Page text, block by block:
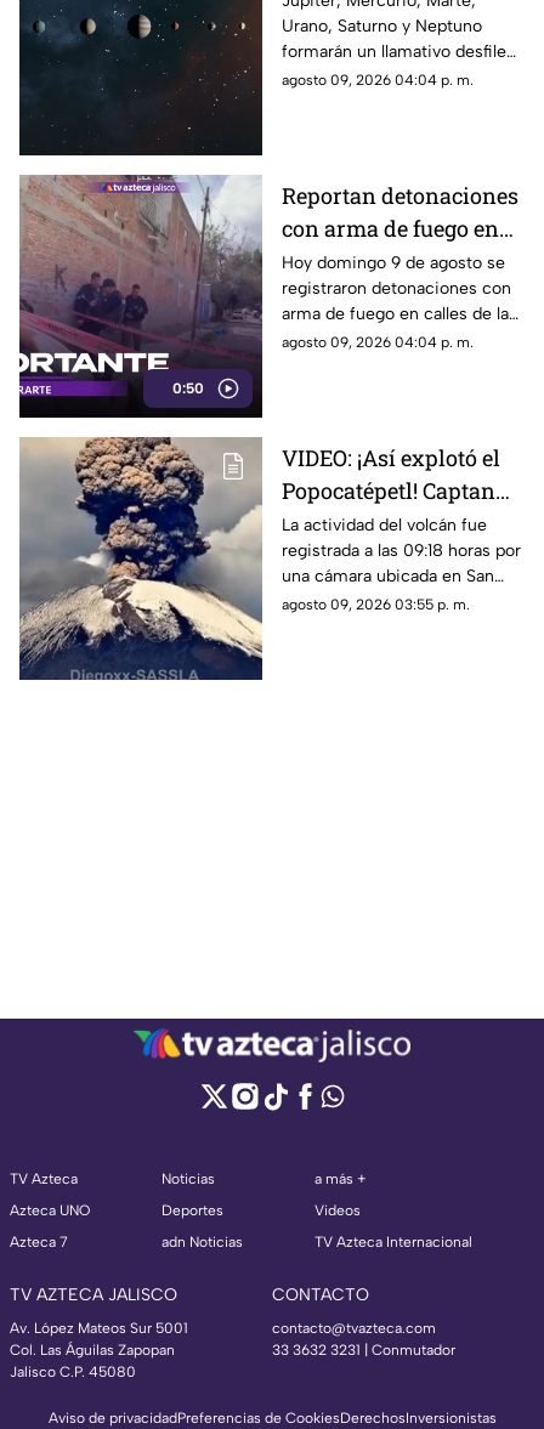
Urano, Saturno y Neptuno
formarán un llamativo desfile
planetario durante las primeras
agosto 09, 2026 04:04 p. m.
0:50
Reportan detonaciones
con arma de fuego en
Tlaquepaque; hay un
hombre muerto
Hoy domingo 9 de agosto se
registraron detonaciones con
arma de fuego en calles de la
colonia El Campesino en
agosto 09, 2026 04:04 p. m.
VIDEO: ¡Así explotó el
Popocatépetl! Captan
impresionante
momento desde Puebla
La actividad del volcán fue
registrada a las 09:18 horas por
una cámara ubicada en San
Pedro Benito Juárez.
agosto 09, 2026 03:55 p. m.
TV Azteca
Azteca UNO
Azteca 7
Noticias
Deportes
adn Noticias
a más +
Videos
TV Azteca Internacional
TV AZTECA JALISCO
Av. López Mateos Sur 5001
Col. Las Águilas Zapopan
Jalisco C.P. 45080
CONTACTO
contacto@tvazteca.com
33 3632 3231 | Conmutador
Aviso de privacidadPreferencias de CookiesDerechosInversionistas